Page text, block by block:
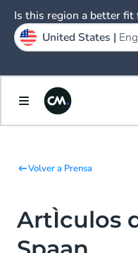
Volver a Prensa
ArtÌculos
Is this region a better fit
United States |